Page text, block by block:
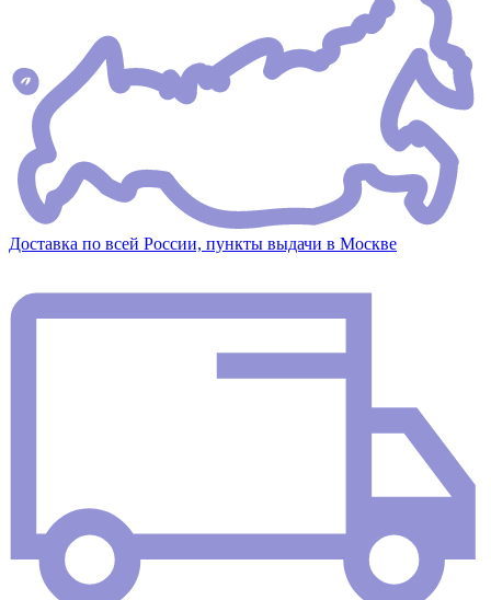
Доставка по всей России, пункты выдачи в Москве